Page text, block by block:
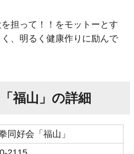
担って！！をモットーとす
、明るく健康作りに励んで
福山」の詳細
同好会「福山」